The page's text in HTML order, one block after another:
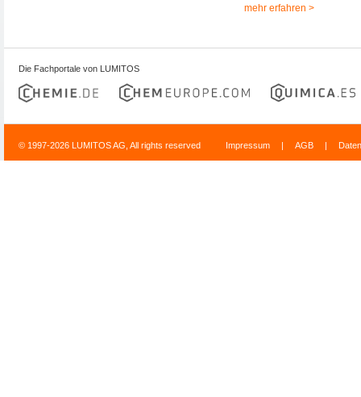
mehr erfahren >
Die Fachportale von LUMITOS
© 1997-2026 LUMITOS AG, All rights reserved Impressum | AGB |